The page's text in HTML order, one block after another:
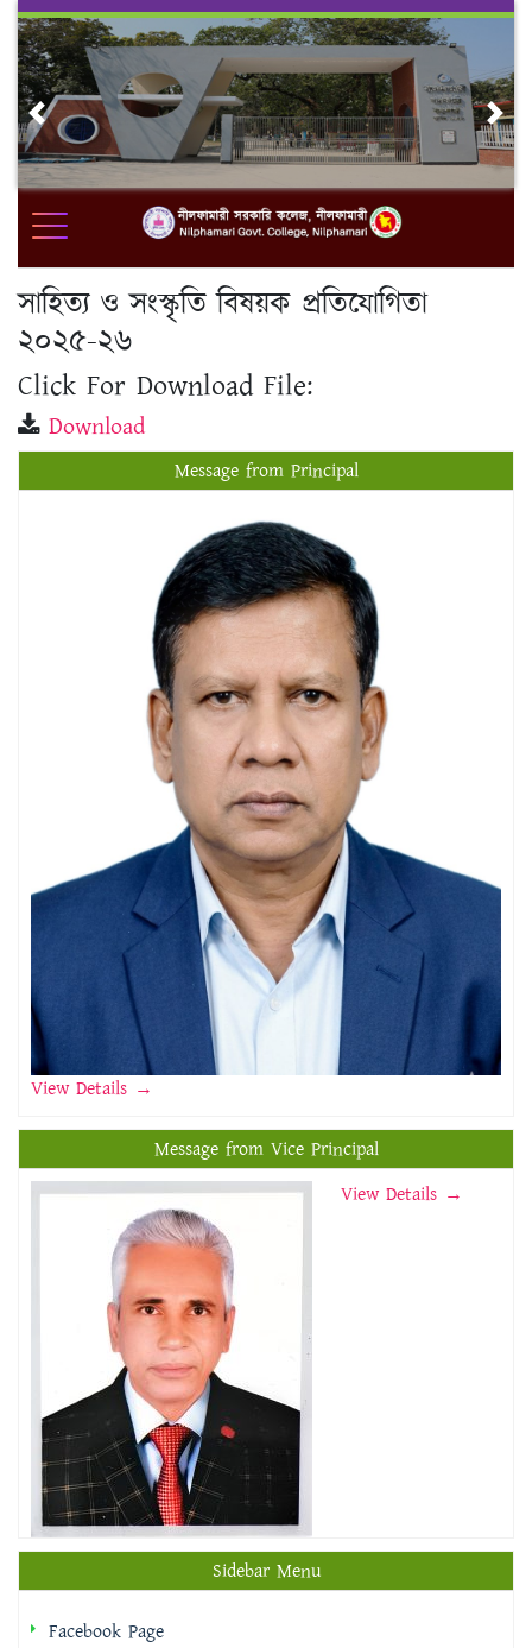
Skip
content
Previous
সাহিত্য ও সংস্কৃতি বিষয়ক প্রতিযোগিতা
২০২৫-২৬
Click For Download File:
Download
Message from Principal
View Details →
Message from Vice Principal
View Details →
Sidebar Menu
Facebook Page